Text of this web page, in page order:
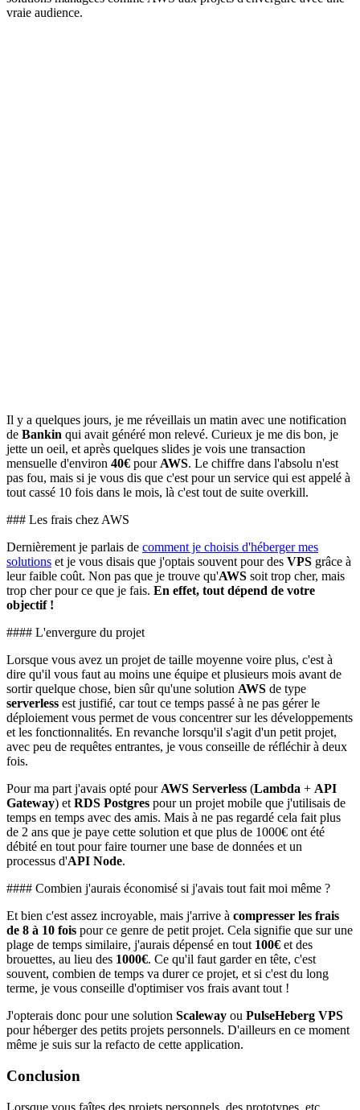
vraie audience.
Il y a quelques jours, je me réveillais un matin avec une notification
de Bankin qui avait généré mon relevé. Curieux je me dis bon, je
jette un oeil, et après quelques slides je vois une transaction
mensuelle d'environ 40€ pour AWS. Le chiffre dans l'absolu n'est
pas fou, mais si je vous dis que c'est pour un service qui est appelé à
tout cassé 10 fois dans le mois, là c'est tout de suite overkill.
### Les frais chez AWS
Dernièrement je parlais de comment je choisis d'héberger mes
solutions et je vous disais que j'optais souvent pour des VPS grâce à
leur faible coût. Non pas que je trouve qu'AWS soit trop cher, mais
trop cher pour ce que je fais. En effet, tout dépend de votre
objectif !
#### L'envergure du projet
Lorsque vous avez un projet de taille moyenne voire plus, c'est à
dire qu'il vous faut au moins une équipe et plusieurs mois avant de
sortir quelque chose, bien sûr qu'une solution AWS de type
serverless est justifié, car tout ce temps passé à ne pas gérer le
déploiement vous permet de vous concentrer sur les développements
et les fonctionnalités. En revanche lorsqu'il s'agit d'un petit projet,
avec peu de requêtes entrantes, je vous conseille de réfléchir à deux
fois.
Pour ma part j'avais opté pour AWS Serverless (Lambda + API
Gateway) et RDS Postgres pour un projet mobile que j'utilisais de
temps en temps avec des amis. Mais à ne pas regardé cela fait plus
de 2 ans que je paye cette solution et que plus de 1000€ ont été
débité en tout pour faire tourner une base de données et un
processus d'API Node.
#### Combien j'aurais économisé si j'avais tout fait moi même ?
Et bien c'est assez incroyable, mais j'arrive à compresser les frais
de 8 à 10 fois pour ce genre de petit projet. Cela signifie que sur une
plage de temps similaire, j'aurais dépensé en tout 100€ et des
brouettes, au lieu des 1000€. Ce qu'il faut garder en tête, c'est
souvent, combien de temps va durer ce projet, et si c'est du long
terme, je vous conseille d'optimiser vos frais avant tout !
J'opterais donc pour une solution Scaleway ou PulseHeberg VPS
pour héberger des petits projets personnels. D'ailleurs en ce moment
même je suis sur la refacto de cette application.
Conclusion
Lorsque vous faîtes des projets personnels, des prototypes, etc.